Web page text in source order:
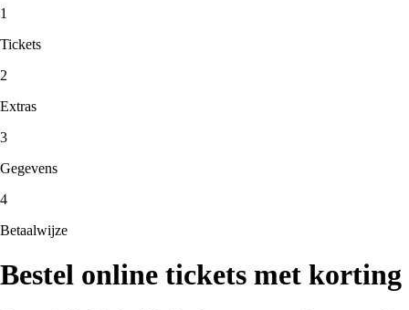
1
Tickets
2
Extras
3
Gegevens
4
Betaalwijze
Bestel online tickets met korting